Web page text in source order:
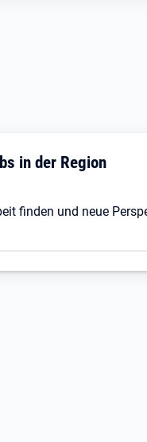
in der Region
finden und neue